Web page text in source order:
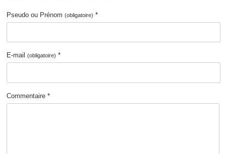
Pseudo ou Prénom(obligatoire) *
E-mail(obligatoire) *
Commentaire *